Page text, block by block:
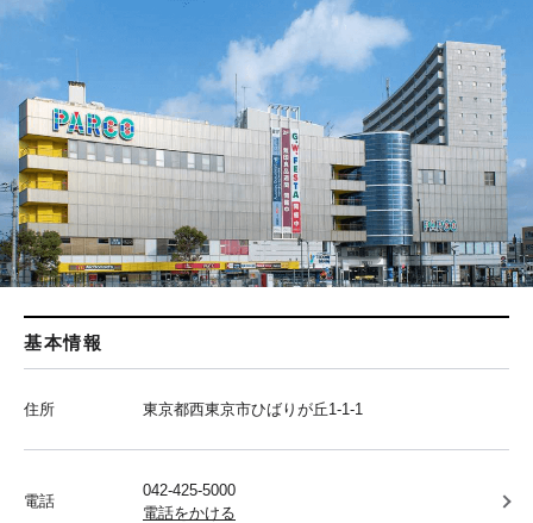
基本情報
住所 東京都西東京市ひばりが丘1-1-1
電話
042-425-5000
電話をかける